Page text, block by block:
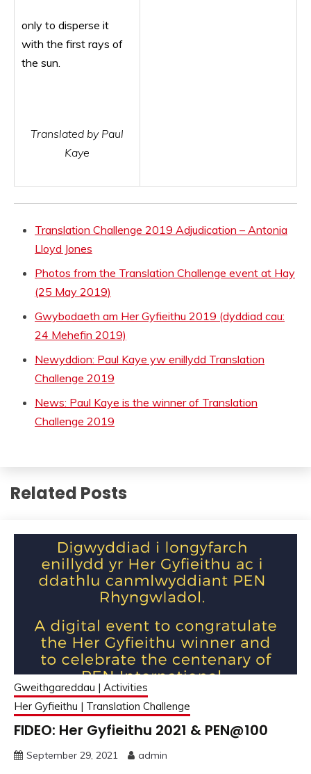
only to disperse it
with the first rays of
the sun.
Translated by Paul
Kaye
Translation Challenge 2019 Adjudication – Antonia
Lloyd Jones
Photos from the Translation Challenge event at Hay
(25 May 2019)
Gwybodaeth am Her Gyfieithu 2019 (dyddiad cau:
24 Mehefin 2019)
Newyddion: Paul Kaye yw enillydd Translation
Challenge 2019
News: Paul Kaye is the winner of Translation
Challenge 2019
Related Posts
Gweithgareddau | Activities
Her Gyfieithu | Translation Challenge
FIDEO: Her Gyfieithu 2021 & PEN@100
September 29, 2021 admin